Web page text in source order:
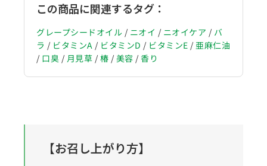
この商品に関連するタグ：
グレープシードオイル / ニオイ / ニオイケア / バ
ラ / ビタミンA / ビタミンD / ビタミンE / 亜麻仁油
/ 口臭 / 月見草 / 椿 / 美容 / 香り
【お召し上がり方】